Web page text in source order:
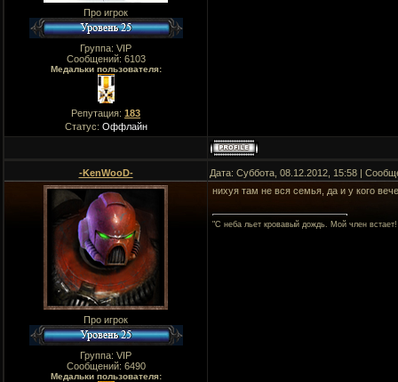
Про игрок
Группа: VIP
Сообщений: 6103
Медальки пользователя:
Репутация: 183
Статус: Оффлайн
-KenWooD- Дата: Суббота, 08.12.2012, 15:58 |
Про игрок
Группа: VIP
Сообщений: 6490
Медальки пользователя:
нихуя там не вся семья, да и у кого
"C неба льет кровавый дождь. Мой член